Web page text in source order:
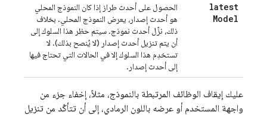
latest
Model
الحصول على أحدث طراز إذا كان النموذج المحلي
هو أحدث إصدار، يعرض النموذج المحلي. بخلاف
ذلك، نزِّل أحدث نموذج. سيتم حظر هذا السلوك إلى
أن يتم تنزيل أحدث إصدار (لا يُنصح بذلك). لا
تستخدِم هذا السلوك إلا في الحالات التي تحتاج فيها
إلى أحدث إصدار.
عليك إيقاف الوظائف المرتبطة بالنموذج، مثلاً، إخفاء جزء من
واجهة المستخدم أو عرضه باللون الرمادي، إلى أن تتأكّد من تنزيل